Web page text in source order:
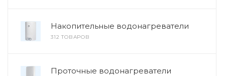
Накопительные водонагреватели
312 ТОВАРОВ
Проточные водонагреватели